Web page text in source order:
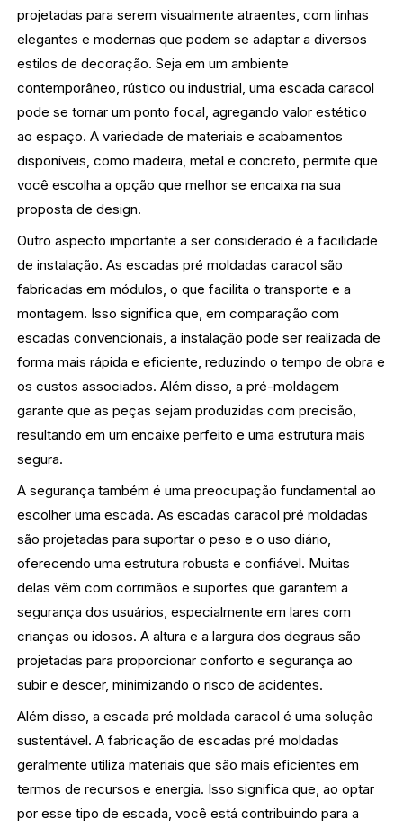
projetadas para serem visualmente atraentes, com linhas
elegantes e modernas que podem se adaptar a diversos
estilos de decoração. Seja em um ambiente
contemporâneo, rústico ou industrial, uma escada caracol
pode se tornar um ponto focal, agregando valor estético
ao espaço. A variedade de materiais e acabamentos
disponíveis, como madeira, metal e concreto, permite que
você escolha a opção que melhor se encaixa na sua
proposta de design.
Outro aspecto importante a ser considerado é a facilidade
de instalação. As escadas pré moldadas caracol são
fabricadas em módulos, o que facilita o transporte e a
montagem. Isso significa que, em comparação com
escadas convencionais, a instalação pode ser realizada de
forma mais rápida e eficiente, reduzindo o tempo de obra e
os custos associados. Além disso, a pré-moldagem
garante que as peças sejam produzidas com precisão,
resultando em um encaixe perfeito e uma estrutura mais
segura.
A segurança também é uma preocupação fundamental ao
escolher uma escada. As escadas caracol pré moldadas
são projetadas para suportar o peso e o uso diário,
oferecendo uma estrutura robusta e confiável. Muitas
delas vêm com corrimãos e suportes que garantem a
segurança dos usuários, especialmente em lares com
crianças ou idosos. A altura e a largura dos degraus são
projetadas para proporcionar conforto e segurança ao
subir e descer, minimizando o risco de acidentes.
Além disso, a escada pré moldada caracol é uma solução
sustentável. A fabricação de escadas pré moldadas
geralmente utiliza materiais que são mais eficientes em
termos de recursos e energia. Isso significa que, ao optar
por esse tipo de escada, você está contribuindo para a